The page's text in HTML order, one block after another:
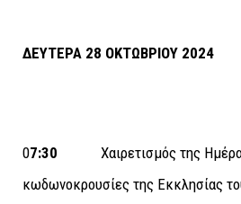
ΔΕΥΤΕΡΑ 28 ΟΚΤΩΒΡΙΟΥ 2024
07:30 Χαιρετισμός της
κωδωνοκρουσίες της Εκκλησίας